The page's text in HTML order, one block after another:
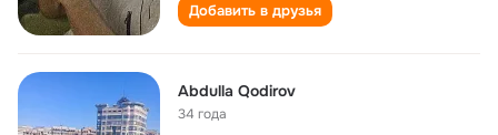
Добавить в друзья
Abdulla Qodirov
34 года